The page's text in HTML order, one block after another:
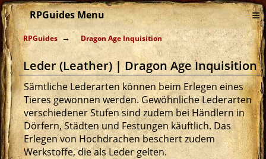
RPGuides Menu ≡
RPGuides Dragon Age Inquisition
Leder (Leather) | Dragon Age Inquisition
Sämtliche Lederarten können beim Erlegen eines
Tieres gewonnen werden. Gewöhnliche Lederarten
verschiedener Stufen sind zudem bei Händlern in
Dörfern, Städten und Festungen käuftlich. Das
Erlegen von Hochdrachen beschert zudem
Werkstoffe, die als Leder gelten.